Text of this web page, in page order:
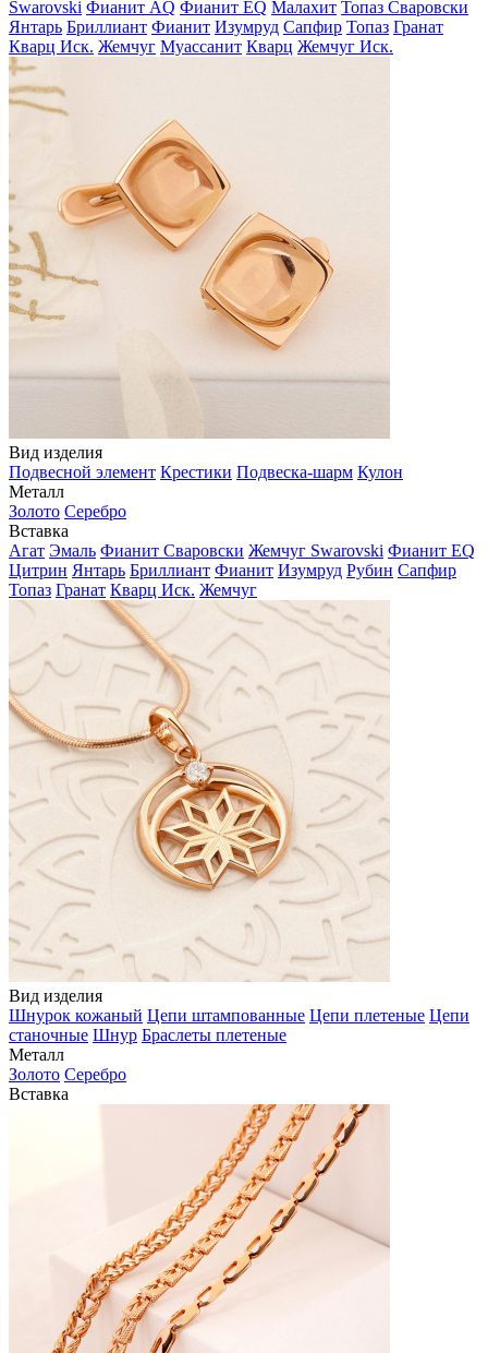
Swarovski Фианит AQ Фианит EQ Малахит Топаз Сваровски
Янтарь Бриллиант Фианит Изумруд Сапфир Топаз Гранат
Кварц Иск. Жемчуг Муассанит Кварц Жемчуг Иск.
Вид изделия
Подвесной элемент Крестики Подвеска-шарм Кулон
Металл
Золото Серебро
Вставка
Агат Эмаль Фианит Сваровски Жемчуг Swarovski Фианит EQ
Цитрин Янтарь Бриллиант Фианит Изумруд Рубин Сапфир
Топаз Гранат Кварц Иск. Жемчуг
Вид изделия
Шнурок кожаный Цепи штампованные Цепи плетеные Цепи
станочные Шнур Браслеты плетеные
Металл
Золото Серебро
Вставка